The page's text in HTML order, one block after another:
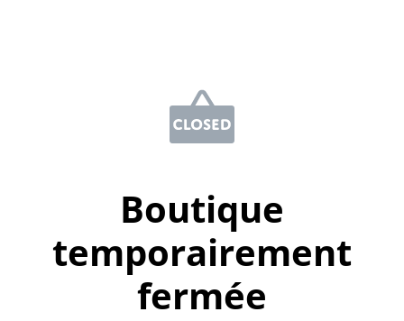
Boutique
temporairement
fermée